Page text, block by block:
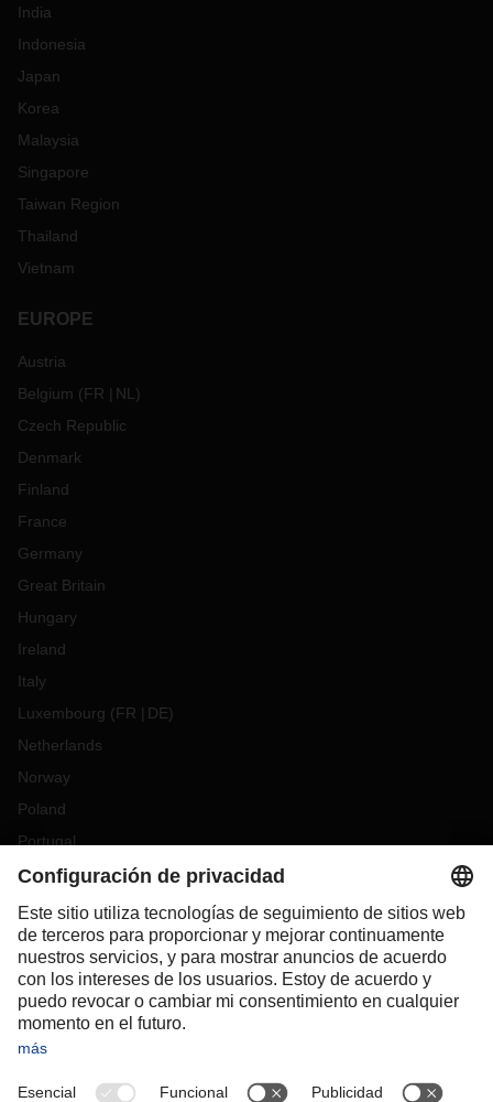
India
Indonesia
Japan
Korea
Malaysia
Singapore
Taiwan Region
Thailand
Vietnam
EUROPE
Austria
Belgium (FR NL )
Czech Republic
Denmark
Finland
France
Germany
Great Britain
Hungary
Ireland
Italy
Luxembourg (FR DE)
Netherlands
Norway
Poland
Portugal
Romania
Slovakia
Spain
Sweden
Switzerland (DE FR)
Türkiye
OCEANIA